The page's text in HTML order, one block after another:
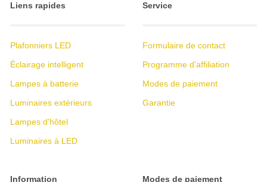
Liens rapides
Plafonniers LED
Éclairage intelligent
Lampes à batterie
Luminaires extérieurs
Lampes d'hôtel
Luminaires à LED
Service
Formulaire de contact
Programme d'affiliation
Modes de paiement
Garantie
Information Modes de paiement